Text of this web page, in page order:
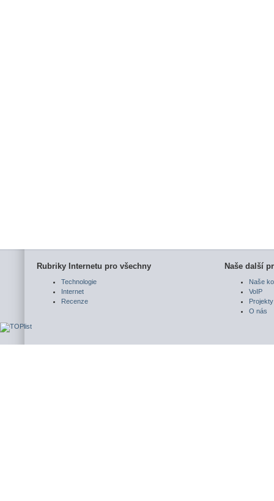
Rubriky Internetu pro všechny
Technologie
Internet
Recenze
Naše další
Naše
VoIP
Projekty
O nás